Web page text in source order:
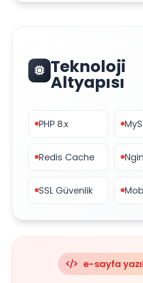
Teknoloji
Altyapısı
PHP 8.x
Redis Cache
SSL Güvenlik
e-sayfa